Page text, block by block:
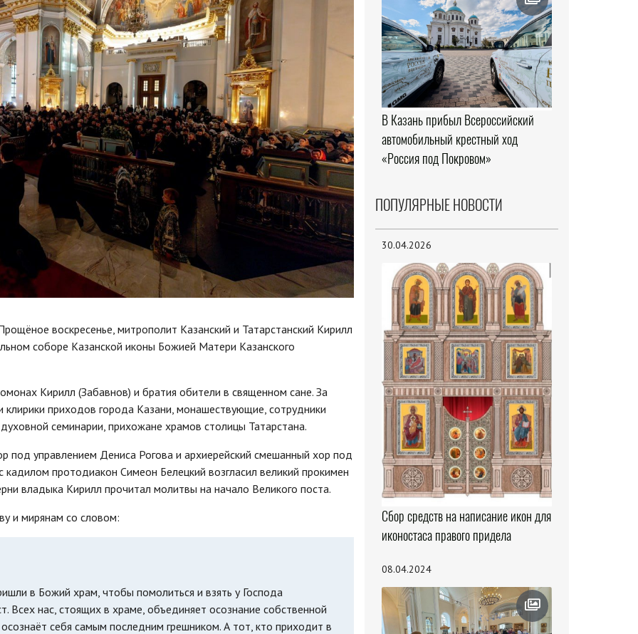
воскресенье, митрополит Казанский и Татарстанский Кирилл
соборе Казанской иконы Божией Матери Казанского
Кирилл (Забавнов) и братия обители в священном сане. За
приходов города Казани, монашествующие, сотрудники
семинарии, прихожане храмов столицы Татарстана.
под управлением Дениса Рогова и архиерейский смешанный хор под
протодиакон Симеон Белецкий возгласил великий прокимен
владыка Кирилл прочитал молитвы на начало Великого поста.
и мирянам со словом:
в Божий храм, чтобы помолиться и взять у Господа
Всех нас, стоящих в храме, объединяет осознание собственной
себя самым последним грешником. А тот, кто приходит в
В Казань прибыл Всероссийский
автомобильный крестный ход
«Россия под Покровом»
ПОПУЛЯРНЫЕ НОВОСТИ
30.04.2026
Сбор средств на написание икон для
иконостаса правого придела
08.04.2024